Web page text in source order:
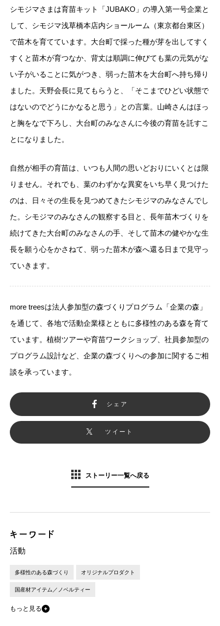
シモジマさまは育苗キット「JUBAKO」の導入第一号企業と
して、 シモジマ浅草橋本店内ショールーム（東京都台東区）
で苗木を育てています。大台町で採った種が芽を出してすく
すくと苗木が育つなか、背丈は順調に伸びても葉の元気がな
い子がいることに気がつき、弱った苗木を大台町へ持ち帰り
ました。天野会長に見てもらうと、「そこまでひどい状態で
はないのでどうにかなると思う」との言葉。山崎さんはほっ
と胸をなで下ろし、大台町のみなさんに今後の育苗を託すこ
とになりました。
自然が相手の育苗は、いつも人間の思いどおりにいくとは限
りません。それでも、葉のわずかな異変をいち早く見つけた
のは、日々その生長を見つめてきたシモジマのみなさんでし
た。シモジマのみなさんの観察する目と、長年苗木づくりを
続けてきた大台町のみなさんの手、そして苗木の健やかな生
長を願う心をかさねて、弱った苗木が森へ還る日まで見守っ
ていきます。
more treesは法人参加型の森づくりプログラム「企業の森」
を通じて、各地で活動企業様とともに多様性のある森を育て
ています。植樹ツアーや育苗ワークショップ、社員参加型の
プログラム設計など、企業の森づくりへの参加に関するご相
談を承っています。
シェア
ツイート
ストーリー一覧へ戻る
活動
多様性のある森づくり オリジナルプロダクト
国産材アイテム／ノベルティー
もっと見る